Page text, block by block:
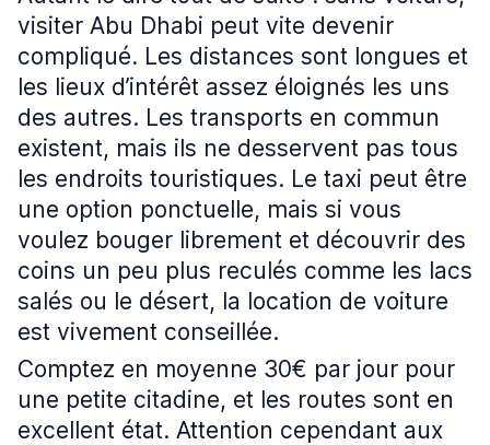
visiter Abu Dhabi peut vite devenir
compliqué. Les distances sont longues et
les lieux d’intérêt assez éloignés les uns
des autres. Les transports en commun
existent, mais ils ne desservent pas tous
les endroits touristiques. Le taxi peut être
une option ponctuelle, mais si vous
voulez bouger librement et découvrir des
coins un peu plus reculés comme les lacs
salés ou le désert, la location de voiture
est vivement conseillée.
Comptez en moyenne 30€ par jour pour
une petite citadine, et les routes sont en
excellent état. Attention cependant aux